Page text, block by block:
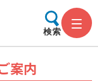
検索
案内